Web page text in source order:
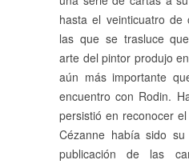
hasta el veinticuatro
las que se trasluce
arte del pintor produjo
aún más importante
encuentro con Rodin.
persistió en reconocer
Cézanne había sido
publicación de las